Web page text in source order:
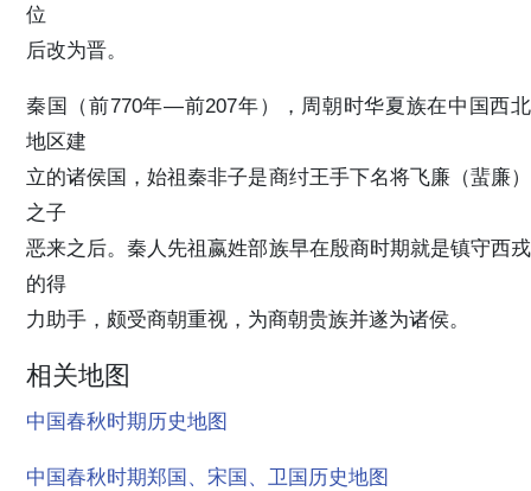
位
后改为晋。
秦国（前770年—前207年），周朝时华夏族在中国西北
地区建
立的诸侯国，始祖秦非子是商纣王手下名将飞廉（蜚廉）
之子
恶来之后。秦人先祖嬴姓部族早在殷商时期就是镇守西戎
的得
力助手，颇受商朝重视，为商朝贵族并遂为诸侯。
相关地图
中国春秋时期历史地图
中国春秋时期郑国、宋国、卫国历史地图